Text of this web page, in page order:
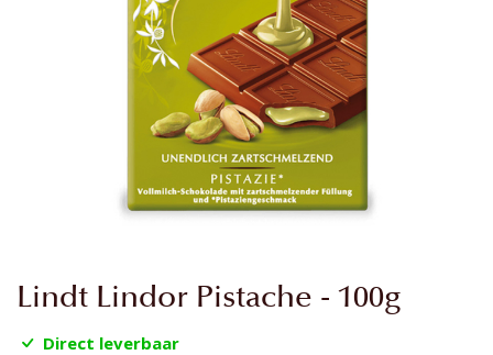
Lindt Lindor Pistache - 100g
Direct leverbaar
Ga
naar
het